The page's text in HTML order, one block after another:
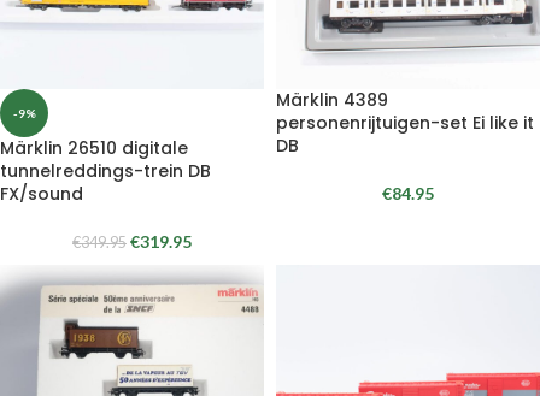
-9%
Märklin 26510 digitale
tunnelreddings-trein DB
FX/sound
€349.95 €319.95
Märklin 4389
personenrijtuigen-set Ei like it
DB
€84.95